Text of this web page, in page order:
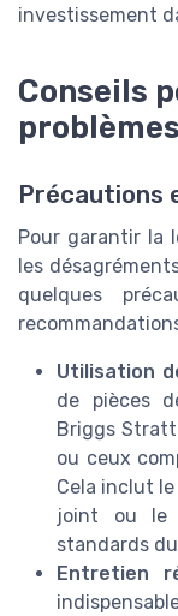
investissement
Conseils
Précautions
Pour garantir la
les
quelques
Utilisation
de pièces
Briggs
ou ceux
Cela inclut
joint ou le
standards
Entretien